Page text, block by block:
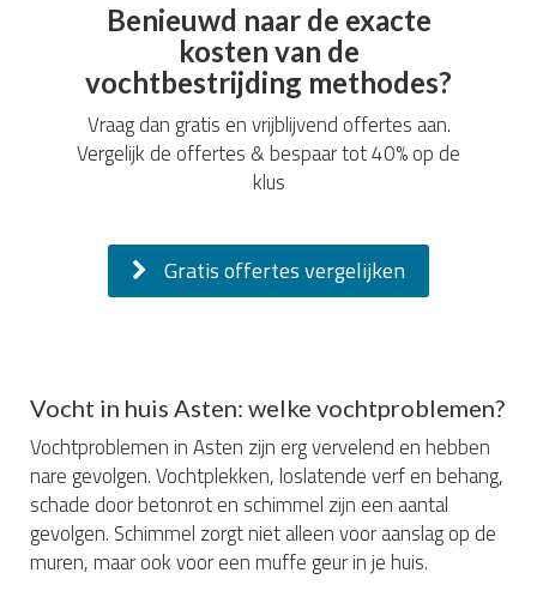
Benieuwd naar de exacte
kosten van de
vochtbestrijding methodes?
Vraag dan gratis en vrijblijvend offertes aan.
Vergelijk de offertes & bespaar tot 40% op de
klus
Gratis offertes vergelijken
Vocht in huis Asten: welke vochtproblemen?
Vochtproblemen in Asten zijn erg vervelend en hebben
nare gevolgen. Vochtplekken, loslatende verf en behang,
schade door betonrot en schimmel zijn een aantal
gevolgen. Schimmel zorgt niet alleen voor aanslag op de
muren, maar ook voor een muffe geur in je huis.